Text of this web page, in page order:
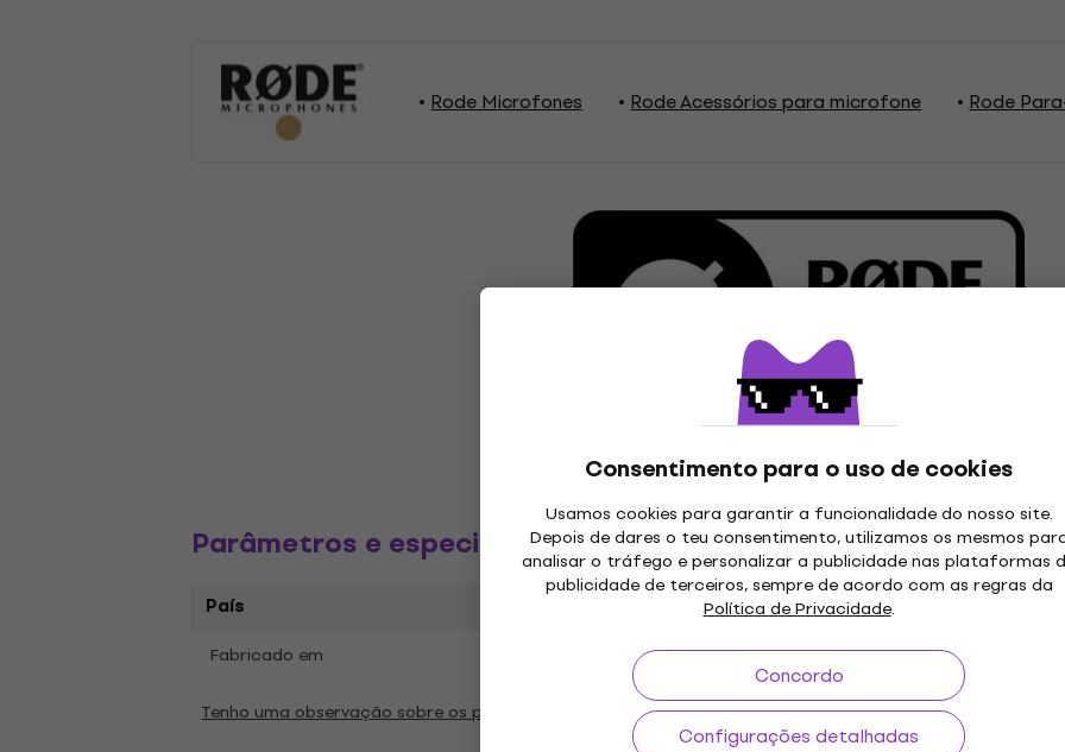
Consentimento para o uso de cookies
Usamos cookies para garantir a funcionalidade do nosso site.
Depois de dares o teu consentimento, utilizamos os mesmos
analisar o tráfego e personalizar a publicidade nas plataformas
publicidade de terceiros, sempre de acordo com as regras da
Política de Privacidade.
Concordo
Configurações detalhadas
Rode Microfones Rode Acessórios para microfone Rode
Parâmetros e especificações
País
Fabricado em
Tenho uma observação sobre os parâmetros